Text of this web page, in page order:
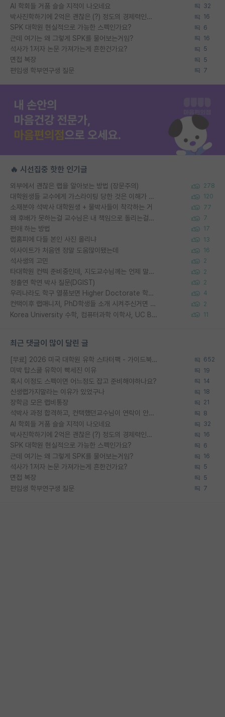
AI 학회들 거품 슬슬 지적이 나오네요 32
박사진학하기에 2억은 괜찮은 (?) 정도의 경제력인가요 16
SPK 대학원 현실적으로 가능한 스펙인가요? 6
근데 여기는 왜 그렇게 SPK를 물어보는거임? 16
석사가 1저자 논문 가져가는게 흔한건가요? 5
면접 복장 5
편입생 학부연구생 질문 7
🔥 시선집중 핫한 인기글
외부에서 괜찮은 랩을 알아보는 방법 (장문주의) 278
대학원생들 교수에게 가스라이팅 당한 것은 이해가 갑니다. 안타깝네요. 120
소재분야 석박사 대학원생 + 물박사들이 착각하는 거 77
왜 후배가 못하는걸 교수님은 내 책임으로 돌리는걸까요? 7
편애 하는 방법 17
랩홈피에 다들 본인 사진 올리냐 13
이사이트가 처음엔 정말 도움많이됐는데 16
석사생의 고민 2
타대학원 컨텍 준비중인데, 지도교수님께는 언제 말씀드려야 할까요? 2
정출연 학연 박사 질문(DGIST) 2
우리나라도 학구 열풍보면 Higher Doctorate 학위가 필요하다고 봅니다. 4
컨택이후 랩매니저, PhD학생들 소개 시켜주신거면 거의 컨펌에 가깝나요? 2
Korea University 수학, 컴퓨터과학 이학사, UC Berkeley 산업공학 대학원 공학박사가 되는 것은 쉽지 않겠죠? 11
최근 댓글이 많이 달린 글
[무료] 2026 미국 대학원 유학 스타터팩 - 가이드북 & 합격자 컨택메일 템플릿 652
미박 탑스쿨 유학이 빡세진 이유 19
혹시 이정도 스펙이면 어느정도 잡고 준비해야하나요? 14
신생랩가지말라는 이유가 있었구나 18
장학금 모은 랩비통장 21
석박사 과정 합격하고, 컨택했던교수님이 연락이 안됩니다... 8
AI 학회들 거품 슬슬 지적이 나오네요 32
박사진학하기에 2억은 괜찮은 (?) 정도의 경제력인가요 16
SPK 대학원 현실적으로 가능한 스펙인가요? 6
근데 여기는 왜 그렇게 SPK를 물어보는거임? 16
석사가 1저자 논문 가져가는게 흔한건가요? 5
면접 복장 5
편입생 학부연구생 질문 7